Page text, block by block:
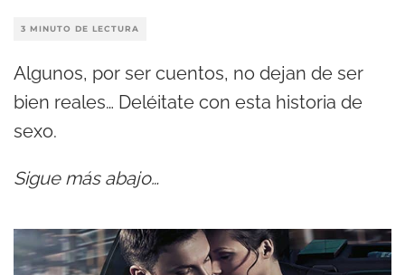
3 MINUTO DE LECTURA
Algunos, por ser cuentos, no dejan de ser
bien reales… Deléitate con esta historia de
sexo.
Sigue más abajo…